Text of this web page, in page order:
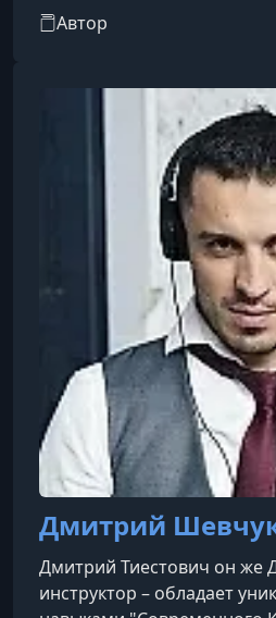
Автор
Дмитрий
Дмитрий Тиестович он же
инструктор – обладает